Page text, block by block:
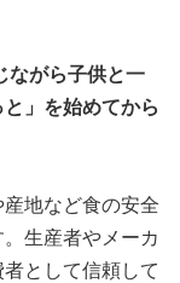
ながら子供と一
」を始めてから
地など食の安全
生産者やメーカ
として信頼して